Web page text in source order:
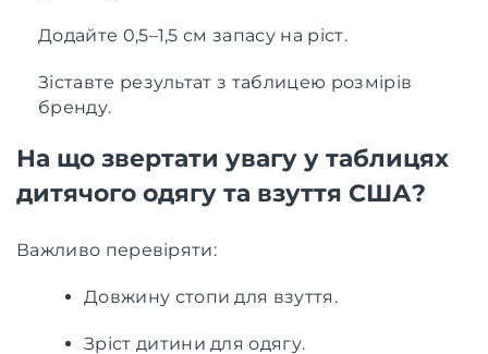
Додайте 0,5–1,5 см запасу на ріст.
Зіставте результат з таблицею розмірів
бренду.
На що звертати увагу у таблицях
дитячого одягу та взуття США?
Важливо перевіряти:
Довжину стопи для взуття.
Зріст дитини для одягу.